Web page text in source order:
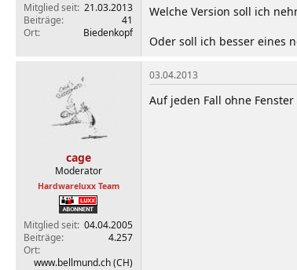
Mitglied seit 21.03.2013
Beiträge
41
Ort
Biedenkopf
Welche Version soll ich
Oder soll ich besser eines
cage
Moderator
Hardwareluxx Team
Mitglied seit 04.04.2005
Beiträge
4.257
Ort
www.bellmund.ch (CH)
03.04.2013
Auf jeden Fall ohne